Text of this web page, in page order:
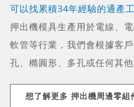
可以找累積34年經驗的通產
押出機模具生產用於電線、
軟管等行業，我們會根據客
孔、橢圓形、多孔或任何其他
想了解更多 押出機周邊零組